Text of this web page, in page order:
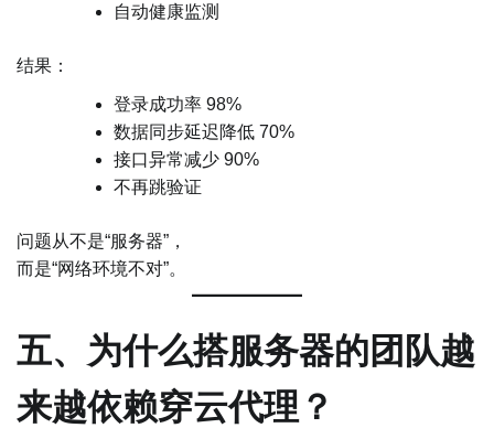
自动健康监测
结果：
登录成功率 98%
数据同步延迟降低 70%
接口异常减少 90%
不再跳验证
问题从不是“服务器”，
而是“网络环境不对”。
五、为什么搭服务器的团队越
来越依赖穿云代理？